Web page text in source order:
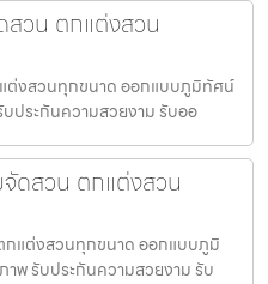
วน ตกแต่งสวน
ต่งสวนทุกขนาด ออกแบบภูมิทัศน์
ประกันความสวยงาม รับออ
ดสวน ตกแต่งสวน
กแต่งสวนทุกขนาด ออกแบบภูมิ
พ รับประกันความสวยงาม รับ